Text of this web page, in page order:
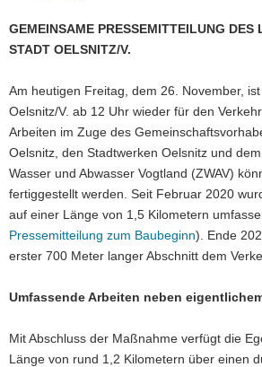
n
d
N
a
v
i
g
a
t
i
o
o
n
GEMEINSAME PRESSEMITTEILUNG DES
STADT OELSNITZ/V.
Am heutigen Freitag, dem 26. November,
Oelsnitz/V. ab 12 Uhr wieder für den
Arbeiten im Zuge des
Oelsnitz, den Stadtwerken Oelsnitz und
Wasser und Abwasser Vogtland (ZWAV)
fertiggestellt werden. Seit Februar 2020
auf einer Länge von 1,5 Kilometern
Pressemitteilung zum Baubeginn). Ende
erster 700 Meter langer Abschnitt dem
Umfassende Arbeiten neben
Mit Abschluss der Maßnahme verfügt die
Länge von rund 1,2 Kilometern über einen